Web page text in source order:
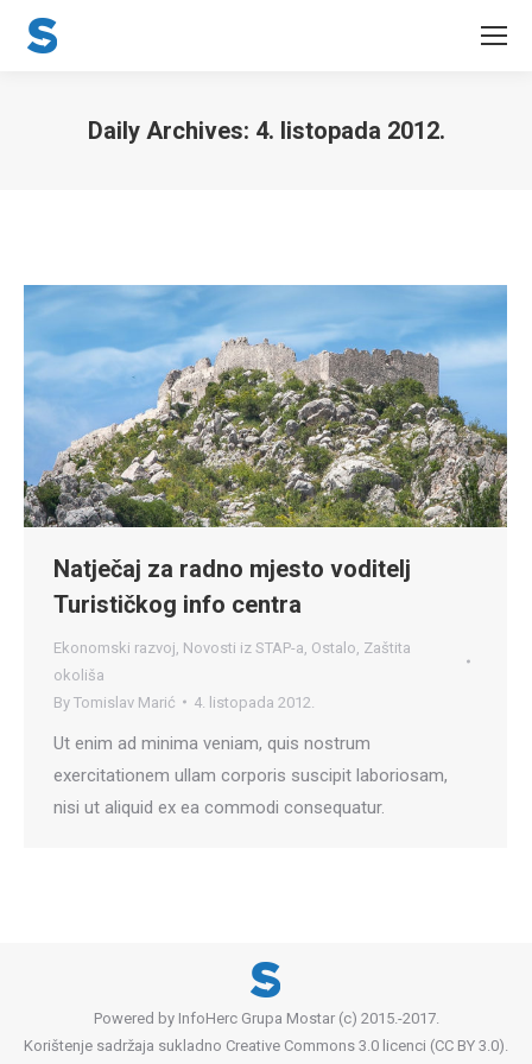
Daily Archives: 4. listopada 2012.
Natječaj za radno mjesto voditelj
Turističkog info centra
Ekonomski razvoj Novosti iz STAP-a Ostalo Zaštita
okoliša
By Tomislav Marić 4. listopada 2012.
Ut enim ad minima veniam, quis nostrum
exercitationem ullam corporis suscipit laboriosam,
nisi ut aliquid ex ea commodi consequatur.
Powered by InfoHerc Grupa Mostar (c) 2015.-2017.
Korištenje sadržaja sukladno Creative Commons 3.0 licenci (CC BY 3.0).